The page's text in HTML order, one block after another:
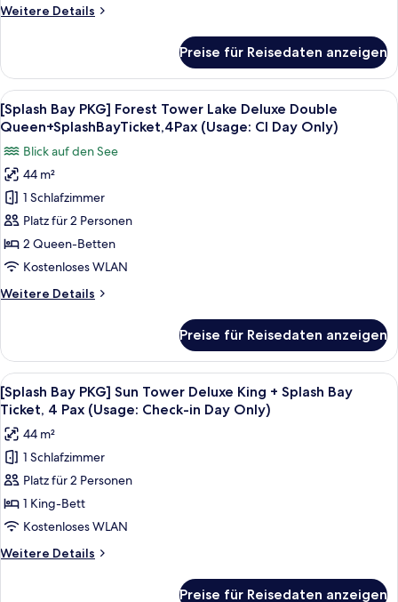
King
Bay
Ticket,
4Pax(Usage:
Check-
in
DayOnly)
anzeigen
Weitere Details
Weitere
Bay
PKG]
Forest
Tower
Deluxe
King
+
Splash
Bay
4Pax(Usage:
Check-
DayOnly)
Preise für Reisedaten anzeigen
Alle
Fotos
[Splash
Bay
PKG]
Forest
Tower
Lake
Double
Queen+SplashBayTicket,4Pax
CI
Day
Only)
anzeigen
Ein Hotelzimmer mit zwei Betten,
5
[Splash Bay PKG] Forest Tower Lake Deluxe Double
Queen+SplashBayTicket,4Pax (Usage: CI Day Only)
Blick auf den See
44 m²
1 Schlafzimmer
Platz für 2 Personen
2 Queen-Betten
Kostenloses WLAN
Weitere Details
Weitere
Bay
PKG]
Forest
Tower
Deluxe
Double
Queen+SplashBayTicket,4Pax
(Usage:
CI
Only)
Preise für Reisedaten anzeigen
Alle
Fotos
für
[Splash
Bay
PKG]
Sun
Tower
Deluxe
King
Ein modernes Hotelzimmer mit
4
[Splash Bay PKG] Sun Tower Deluxe King + Splash Bay
Ticket, 4 Pax (Usage: Check-in Day Only)
44 m²
1 Schlafzimmer
Platz für 2 Personen
1 King-Bett
Kostenloses WLAN
Weitere Details
Weitere
Preise für Reisedaten anzeigen